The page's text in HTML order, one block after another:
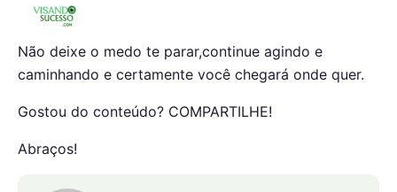
Não deixe o medo te parar,continue agindo e
caminhando e certamente você chegará onde quer.
Gostou do conteúdo? COMPARTILHE!
Abraços!